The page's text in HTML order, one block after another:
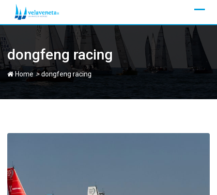
dongfeng racing
Home >dongfeng racing